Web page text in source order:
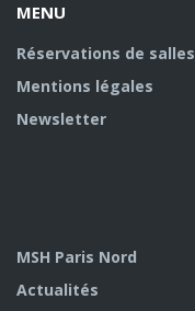
MENU
Réservations de salles
Mentions légales
Newsletter
MSH Paris Nord
Actualités